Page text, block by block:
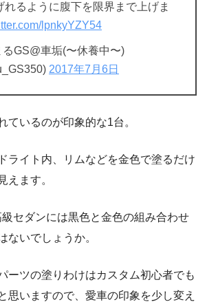
れるように腹下を限界まで上げま
lpnkyYZY54
GS@車垢(〜休養中〜)
2017年7月6日
ているのが印象的な1台。
ライト内、リムなどを金色で塗るだけ
えます。
セダンには黒色と金色の組み合わせ
ないでしょうか。
ーツの塗りわけはカスタム初心者でも
思いますので、愛車の印象を少し変え